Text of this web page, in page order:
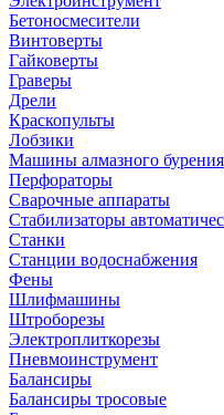
Бетоносмесители
Винтоверты
Гайковерты
Граверы
Дрели
Краскопульты
Лобзики
Машины алмазного бурения
Перфораторы
Сварочные аппараты
Стабилизаторы
Станки
Станции водоснабжения
Фены
Шлифмашины
Штроборезы
Электроплиткорезы
Пневмоинструмент
Балансиры
Балансиры тросовые